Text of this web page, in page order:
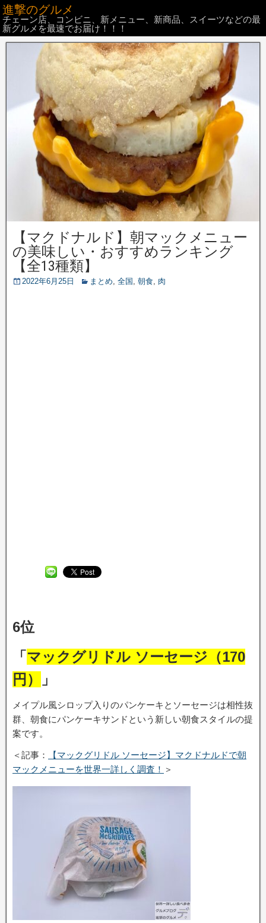
進撃のグルメ
チェーン店、コンビニ、新メニュー、新商品、スイーツなどの最
新グルメを最速でお届け！！！
【マクドナルド】朝マックメニュー
の美味しい・おすすめランキング
【全13種類】
2022年6月25日 まとめ, 全国 , 朝食, 肉
6位
「 マックグリドル ソーセージ（170
円）
」
メイプル風シロップ入りのパンケーキとソーセージは相性抜
群、朝食にパンケーキサンドという新しい朝食スタイルの提
案です。
＜記事：
【マックグリドル ソーセージ】マクドナルドで朝
マックメニューを世界一詳しく調査！ ＞